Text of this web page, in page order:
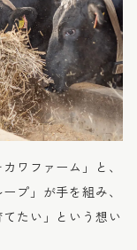
ワファーム」と、
プ」が手を組み、
てたい」という想い